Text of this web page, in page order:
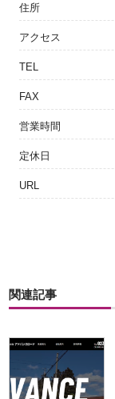
住所
アクセス
TEL
FAX
営業時間
定休日
URL
関連記事